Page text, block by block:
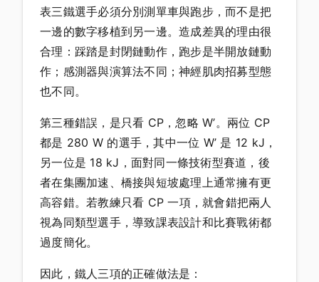
表三鐵選手必須分別測單車與跑步，而不是把
一邊的數字移植到另一邊。造成差異的理由很
合理：踩踏是封閉鏈動作，跑步是半開放鏈動
作；感測器與演算法不同；神經肌肉招募型態
也不同。
第三種錯誤，是只看 CP，忽略 W’。兩位 CP
都是 280 W 的選手，其中一位 W’ 是 12 kJ，
另一位是 18 kJ，面對同一條技術型賽道，後
者在集團加速、橋接與短坡處理上通常擁有更
高容錯。若教練只看 CP 一項，就會錯把兩人
視為同類型選手，導致課表設計和比賽戰術都
過度簡化。
因此，鐵人三項的正確做法是：